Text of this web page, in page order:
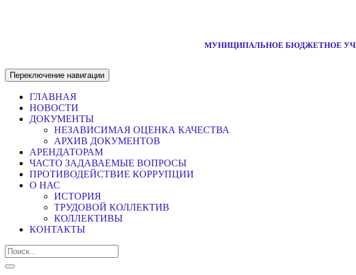
МУНИЦИПАЛЬНОЕ БЮДЖЕТНОЕ
Переключение навигации
ГЛАВНАЯ
НОВОСТИ
ДОКУМЕНТЫ
НЕЗАВИСИМАЯ ОЦЕНКА КАЧЕСТВА
АРХИВ ДОКУМЕНТОВ
АРЕНДАТОРАМ
ЧАСТО ЗАДАВАЕМЫЕ ВОПРОСЫ
ПРОТИВОДЕЙСТВИЕ КОРРУПЦИИ
О НАС
ИСТОРИЯ
ТРУДОВОЙ КОЛЛЕКТИВ
КОЛЛЕКТИВЫ
КОНТАКТЫ